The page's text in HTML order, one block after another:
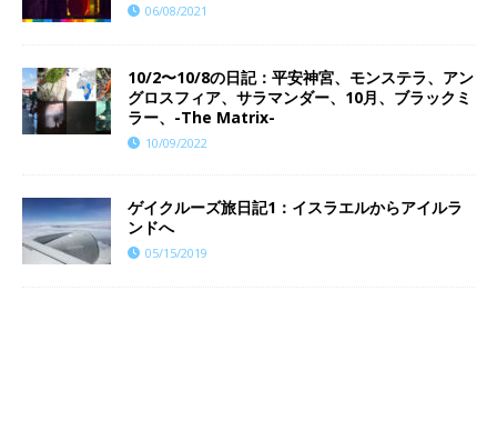
06/08/2021
10/2〜10/8の日記：平安神宮、モンステラ、アン
グロスフィア、サラマンダー、10月、ブラックミ
ラー、-The Matrix-
10/09/2022
ゲイクルーズ旅日記1：イスラエルからアイルラ
ンドへ
05/15/2019